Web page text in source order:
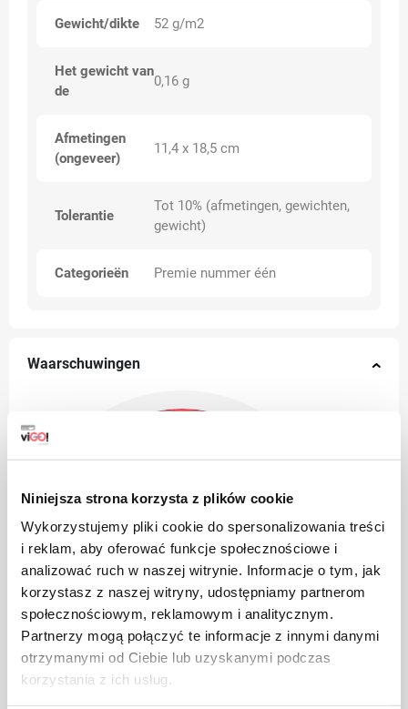
Niniejsza strona korzysta z plików cookie
Wykorzystujemy pliki cookie do spersonalizowania treści
i reklam, aby oferować funkcje społecznościowe i
analizować ruch w naszej witrynie. Informacje o tym, jak
korzystasz z naszej witryny, udostępniamy partnerom
społecznościowym, reklamowym i analitycznym.
Partnerzy mogą połączyć te informacje z innymi danymi
otrzymanymi od Ciebie lub uzyskanymi podczas
korzystania z ich usług.
Gewicht/dikte 52 g/m2
Het gewicht van
de
0,16 g
Afmetingen
(ongeveer)
11,4 x 18,5 cm
Tolerantie
Tot 10% (afmetingen, gewichten,
gewicht)
Categorieën Premie nummer één
Waarschuwingen